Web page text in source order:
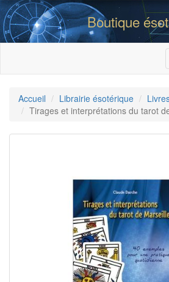
Boutique
Accueil Librairie ésotérique
Tirages et interprétations du tarot